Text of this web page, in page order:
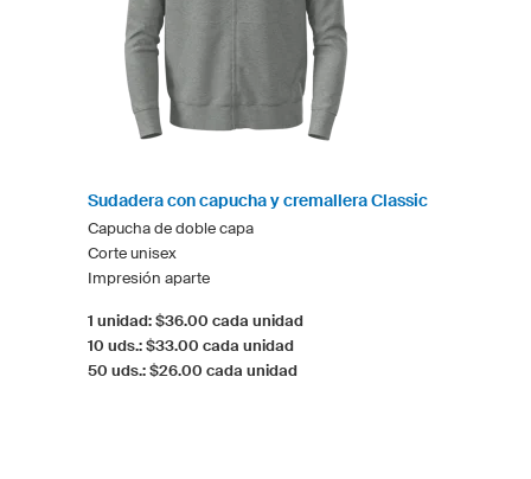
Sudadera con capucha y cremallera Classic
Capucha de doble capa
Corte unisex
Impresión aparte
1 unidad: $36.00 cada unidad
10 uds.: $33.00 cada unidad
50 uds.: $26.00 cada unidad